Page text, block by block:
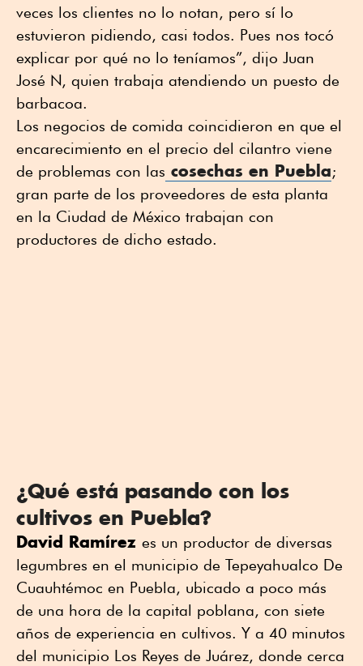
veces los clientes no lo notan, pero sí lo
estuvieron pidiendo, casi todos. Pues nos tocó
explicar por qué no lo teníamos”, dijo Juan
José N, quien trabaja atendiendo un puesto de
barbacoa.
Los negocios de comida coincidieron en que el
encarecimiento en el precio del cilantro viene
de problemas con las cosechas en Puebla;
gran parte de los proveedores de esta planta
en la Ciudad de México trabajan con
productores de dicho estado.
¿Qué está pasando con los
cultivos en Puebla?
David Ramírez es un productor de diversas
legumbres en el municipio de Tepeyahualco De
Cuauhtémoc en Puebla, ubicado a poco más
de una hora de la capital poblana, con siete
años de experiencia en cultivos. Y a 40 minutos
del municipio Los Reyes de Juárez, donde cerca